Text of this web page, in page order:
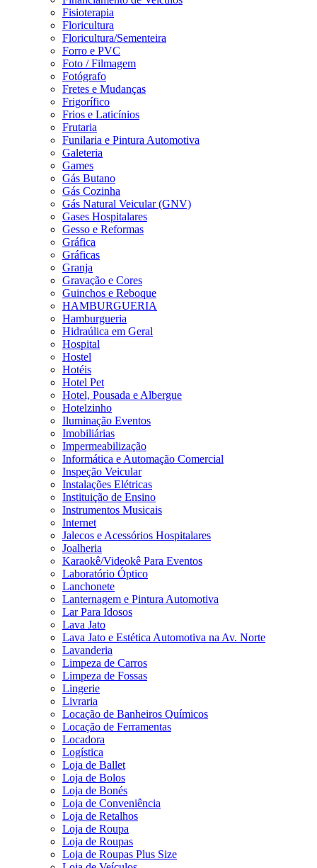
Fisioterapia
Floricultura
Floricultura/Sementeira
Forro e PVC
Foto / Filmagem
Fotógrafo
Fretes e Mudanças
Frigorífico
Frios e Laticínios
Frutaria
Funilaria e Pintura Automotiva
Galeteria
Games
Gás Butano
Gás Cozinha
Gás Natural Veicular (GNV)
Gases Hospitalares
Gesso e Reformas
Gráfica
Gráficas
Granja
Gravação e Cores
Guinchos e Reboque
HAMBURGUERIA
Hamburgueria
Hidraúlica em Geral
Hospital
Hostel
Hotéis
Hotel Pet
Hotel, Pousada e Albergue
Hotelzinho
Iluminação Eventos
Imobiliárias
Impermeabilização
Informática e Automação Comercial
Inspeção Veicular
Instalações Elétricas
Instituição de Ensino
Instrumentos Musicais
Internet
Jalecos e Acessórios Hospitalares
Joalheria
Karaokê/Videokê Para Eventos
Laboratório Óptico
Lanchonete
Lanternagem e Pintura Automotiva
Lar Para Idosos
Lava Jato
Lava Jato e Estética Automotiva na Av. Norte
Lavanderia
Limpeza de Carros
Limpeza de Fossas
Lingerie
Livraria
Locação de Banheiros Químicos
Locação de Ferramentas
Locadora
Logística
Loja de Ballet
Loja de Bolos
Loja de Bonés
Loja de Conveniência
Loja de Retalhos
Loja de Roupa
Loja de Roupas
Loja de Roupas Plus Size